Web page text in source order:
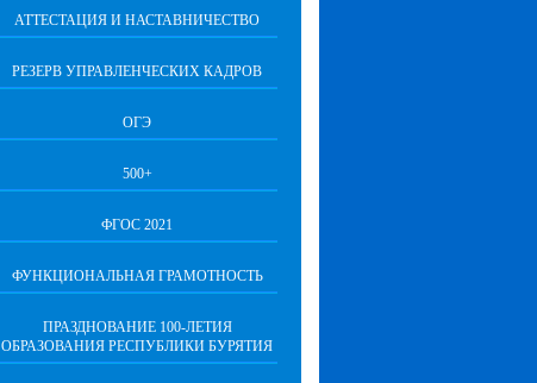
АТТЕСТАЦИЯ И НАСТАВНИЧЕСТВО
РЕЗЕРВ УПРАВЛЕНЧЕСКИХ КАДРОВ
ОГЭ
500+
ФГОС 2021
ФУНКЦИОНАЛЬНАЯ ГРАМОТНОСТЬ
ПРАЗДНОВАНИЕ 100-ЛЕТИЯ
ОБРАЗОВАНИЯ РЕСПУБЛИКИ БУРЯТИЯ